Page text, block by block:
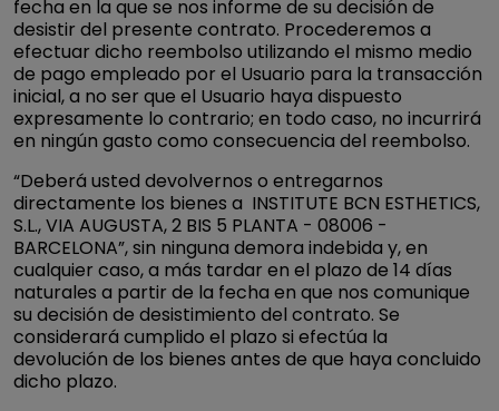
fecha en la que se nos informe de su decisión de
desistir del presente contrato. Procederemos a
efectuar dicho reembolso utilizando el mismo medio
de pago empleado por el Usuario para la transacción
inicial, a no ser que el Usuario haya dispuesto
expresamente lo contrario; en todo caso, no incurrirá
en ningún gasto como consecuencia del reembolso.
“Deberá usted devolvernos o entregarnos
directamente los bienes a INSTITUTE BCN ESTHETICS,
S.L., VIA AUGUSTA, 2 BIS 5 PLANTA - 08006 -
BARCELONA”, sin ninguna demora indebida y, en
cualquier caso, a más tardar en el plazo de 14 días
naturales a partir de la fecha en que nos comunique
su decisión de desistimiento del contrato. Se
considerará cumplido el plazo si efectúa la
devolución de los bienes antes de que haya concluido
dicho plazo.